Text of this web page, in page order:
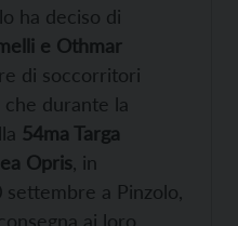
ha deciso di
e Othmar
di soccorritori
durante la
54ma Targa
Opris , in
a Pinzolo,
ai loro